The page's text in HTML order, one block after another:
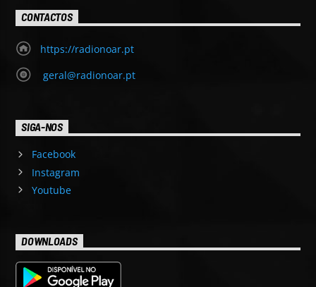
CONTACTOS
https://radionoar.pt
geral@radionoar.pt
SIGA-NOS
Facebook
Instagram
Youtube
DOWNLOADS